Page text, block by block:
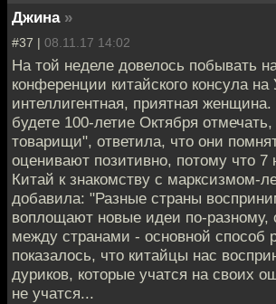
Джина »
#37 | 08.11.17 14:02
На той неделе довелось побывать
конференции китайского консула на
интеллигентная, приятная
будете 100-летие Октября отмечать,
товарищи", ответила, что они
оценивают позитивно, потому что 7
Китай к знакомству с марксизмом-
добавила: "Разные страны
воплощают новые идеи по-разному,
между странами - основной способ
показалось, что китайцы нас
дуриков, которые учатся на своих
не учатся...